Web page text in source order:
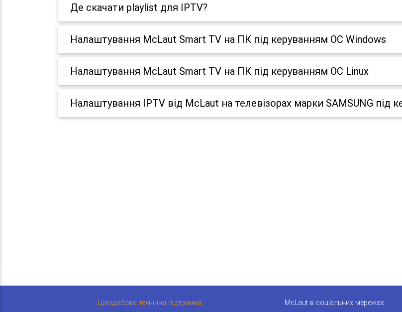
Де скачати playlist для IPTV?
Налаштування McLaut Smart TV на ПК під керуванням ОС Windows
Налаштування McLaut Smart TV на ПК під керуванням ОС Linux
Налаштування IPTV від McLaut на телевізорах марки SAMSUNG під
Цілодобова технічна підтримка: McLaut в соціальних мережах